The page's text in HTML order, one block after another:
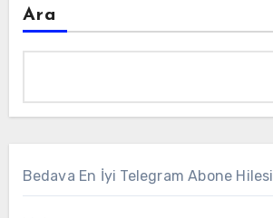
Ara
Bedava En İyi Telegram Abone Hilesi